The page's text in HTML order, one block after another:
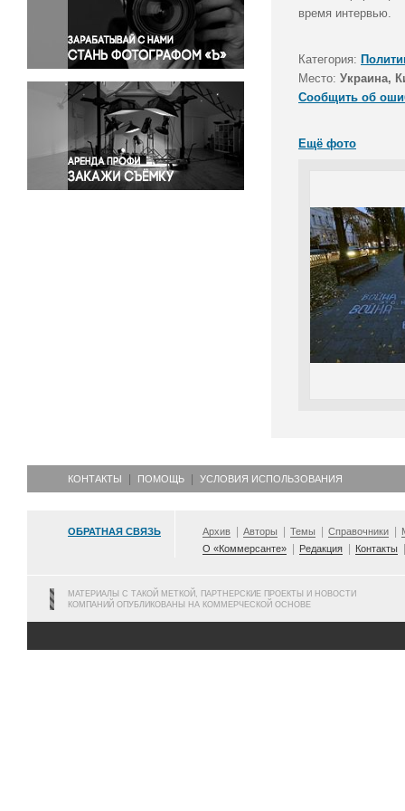
Правосудие
Происшествия и конфликты
Религия
Светская жизнь
Спорт
Экология
Экономика и бизнес
время интервью.
Категория:
Место: Украина,
Сообщить об
Ещё фото
КОНТАКТЫ ПОМОЩЬ УСЛОВИЯ ИСПОЛЬЗОВАНИЯ
ОБРАТНАЯ СВЯЗЬ Архив Авторы Темы Справочники
О «Коммерсанте»
Редакция Контакты
МАТЕРИАЛЫ С ТАКОЙ МЕТКОЙ, ПАРТНЕРСКИЕ ПРОЕКТЫ И НОВОСТИ
КОМПАНИЙ ОПУБЛИКОВАНЫ НА КОММЕРЧЕСКОЙ ОСНОВЕ